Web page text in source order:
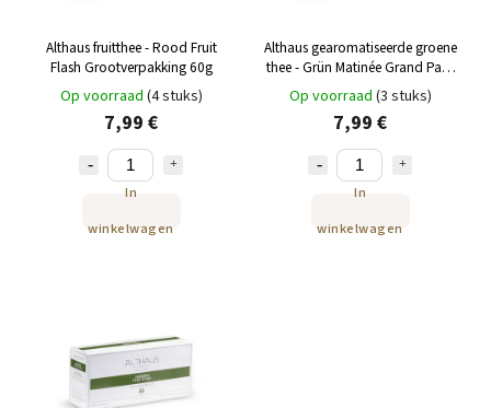
Althaus fruitthee - Rood Fruit
Flash Grootverpakking 60g
Op voorraad (4 stuks)
7,99 €
In
winkelwagen
Althaus gearomatiseerde groene
thee - Grün Matinée Grand Pack
60g
Op voorraad (3 stuks)
7,99 €
In
winkelwagen